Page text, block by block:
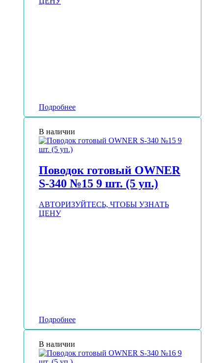
Подробнее
В наличии
Поводок готовый OWNER
S-340 №15 9 шт. (5 уп.)
АВТОРИЗУЙТЕСЬ, ЧТОБЫ УЗНАТЬ
ЦЕНУ
Подробнее
В наличии